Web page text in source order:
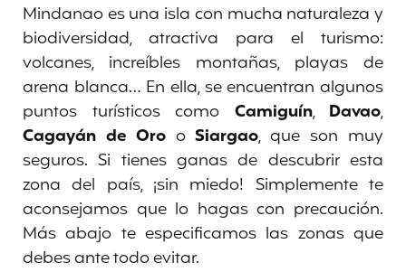
Mindanao es una isla con mucha naturaleza y
biodiversidad, atractiva para el turismo:
volcanes, increíbles montañas, playas de
arena blanca… En ella, se encuentran algunos
puntos turísticos como Camiguín, Davao,
Cagayán de OrooSiargao, que son muy
seguros. Si tienes ganas de descubrir esta
zona del país, ¡sin miedo! Simplemente te
aconsejamos que lo hagas con precaución.
Más abajo te especificamos las zonas que
debes ante todo evitar.